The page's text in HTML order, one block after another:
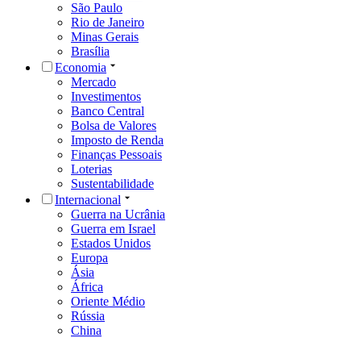
São Paulo
Rio de Janeiro
Minas Gerais
Brasília
Economia
Mercado
Investimentos
Banco Central
Bolsa de Valores
Imposto de Renda
Finanças Pessoais
Loterias
Sustentabilidade
Internacional
Guerra na Ucrânia
Guerra em Israel
Estados Unidos
Europa
Ásia
África
Oriente Médio
Rússia
China